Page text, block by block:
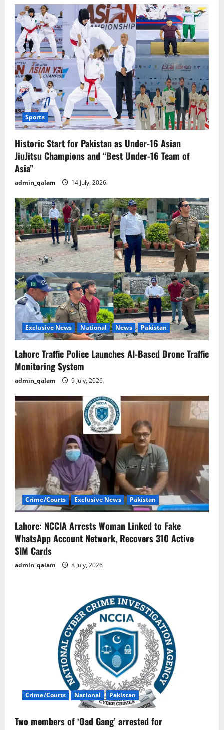
Sports
Historic Start for Pakistan as Under-16 Asian
JiuJitsu Champions and “Best Under-16 Team of
Asia”
admin_qalam 14 July, 2026
Exclusive News National News Pakistan
Lahore Traffic Police Launches AI-Based Drone Traffic
Monitoring System
admin_qalam 9 July, 2026
Crime/Courts Exclusive News Pakistan
Lahore: NCCIA Arrests Woman Linked to Fake
WhatsApp Account Network, Recovers 310 Active
SIM Cards
admin_qalam 8 July, 2026
Crime/Courts National Pakistan
Two members of ‘Oad Gang’ arrested for